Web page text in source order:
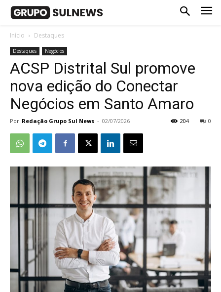
Início Destaques
Destaques Negócios
ACSP Distrital Sul promove
nova edição do Conectar
Negócios em Santo Amaro
Por Redação Grupo Sul News - 02/07/2026 0
204